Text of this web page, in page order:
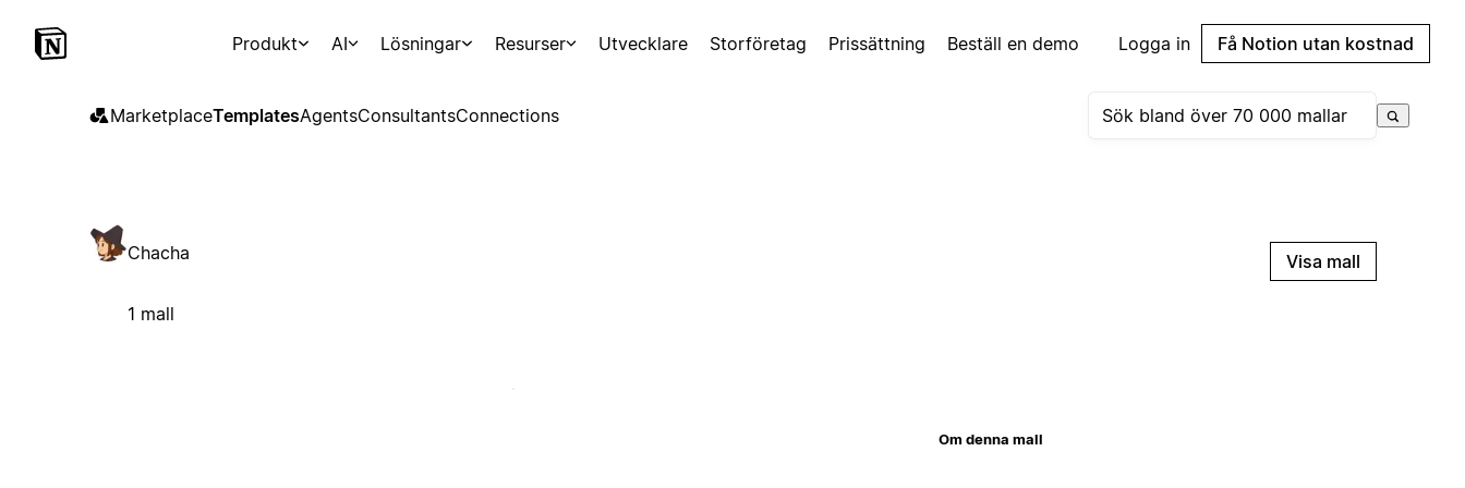
Produkt AI Lösningar Resurser Utvecklare Storföretag Prissättning Beställ en demo Logga in Få Notion utan kostnad
MarketplaceTemplatesAgentsConsultantsConnections
Chacha
1 mall
Visa mall
Om denna mall